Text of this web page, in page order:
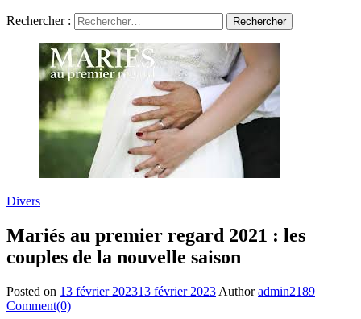
Rechercher :
Divers
Mariés au premier regard 2021 : les
couples de la nouvelle saison
Posted on 13 février 202313 février 2023 Author admin2189
Comment(0)